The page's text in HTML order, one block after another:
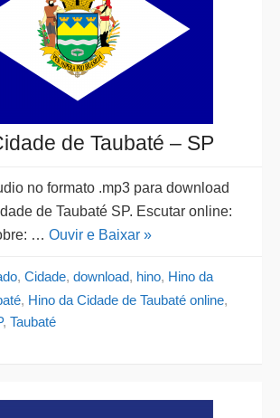
de Taubaté – SP
no formato .mp3 para download
de Taubaté SP. Escutar online:
… Ouvir e Baixar »
, Cidade, download, hino, Hino da
, Hino da Cidade de Taubaté online,
, Taubaté